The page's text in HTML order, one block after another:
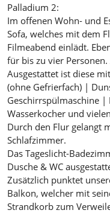
Palladium 2:
Im offenen Wohn- und
Sofa, welches mit dem
Filmeabend einlädt.
für bis zu vier
Ausgestattet ist diese
(ohne Gefrierfach) |
Geschirrspülmaschine |
Wasserkocher und
Durch den Flur gelangt
Schlafzimmer.
Das Tageslicht-
Dusche & WC
Zusätzlich punktet
Balkon, welcher mit
Strandkorb zum